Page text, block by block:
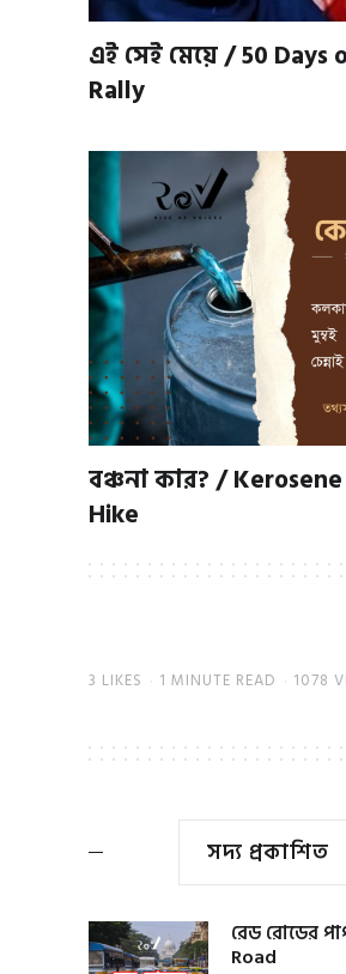
এই সেই মেয়ে / 50 Days
Rally
বঞ্চনা কার? /
Hike
3 LIKES 1 MINUTE READ 1078
সদ্য প্রকাশিত
রেড রোডের
Road